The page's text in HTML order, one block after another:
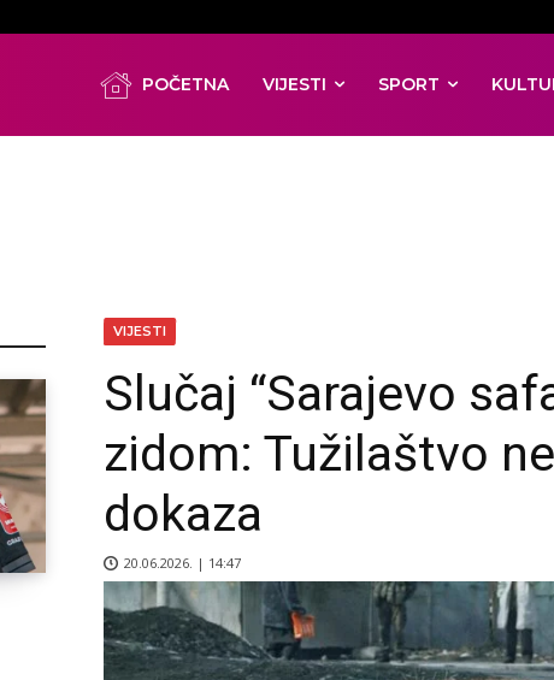
POČETNA VIJESTI SPORT
VIJESTI
Slučaj “Sarajevo
zidom: Tužilaštvo
dokaza
20.06.2026. | 14:47